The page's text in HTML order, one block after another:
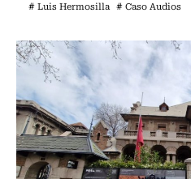
# Luis Hermosilla # Caso Audios